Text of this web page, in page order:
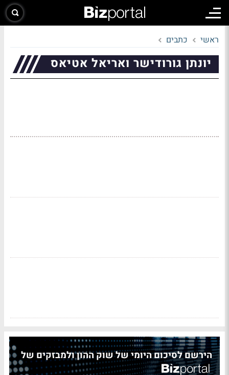
ראשי כתבים
יונתן גורודישר ואריאל אטיאס
הירשם לסיכום היומי של שוק ההון ולמבזקים של